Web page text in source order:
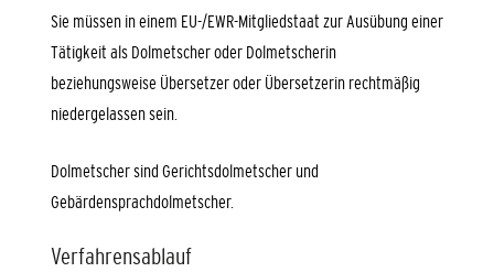
Sie müssen in einem EU-/EWR-Mitgliedstaat zur Ausübung einer
Tätigkeit als Dolmetscher oder Dolmetscherin
beziehungsweise Übersetzer oder Übersetzerin rechtmäßig
niedergelassen sein.
Dolmetscher sind Gerichtsdolmetscher und
Gebärdensprachdolmetscher.
Verfahrensablauf